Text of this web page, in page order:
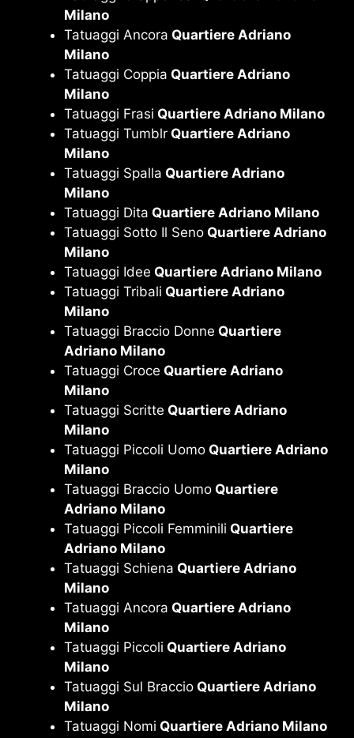
Milano
Tatuaggi Ancora Quartiere Adriano
Milano
Tatuaggi Coppia Quartiere Adriano
Milano
Tatuaggi Frasi Quartiere Adriano Milano
Tatuaggi Tumblr Quartiere Adriano
Milano
Tatuaggi Spalla Quartiere Adriano
Milano
Tatuaggi Dita Quartiere Adriano Milano
Tatuaggi Sotto Il Seno Quartiere Adriano
Milano
Tatuaggi Idee Quartiere Adriano Milano
Tatuaggi Tribali Quartiere Adriano
Milano
Tatuaggi Braccio Donne Quartiere
Adriano Milano
Tatuaggi Croce Quartiere Adriano
Milano
Tatuaggi Scritte Quartiere Adriano
Milano
Tatuaggi Piccoli Uomo Quartiere Adriano
Milano
Tatuaggi Braccio Uomo Quartiere
Adriano Milano
Tatuaggi Piccoli Femminili Quartiere
Adriano Milano
Tatuaggi Schiena Quartiere Adriano
Milano
Tatuaggi Ancora Quartiere Adriano
Milano
Tatuaggi Piccoli Quartiere Adriano
Milano
Tatuaggi Sul Braccio Quartiere Adriano
Milano
Tatuaggi Nomi Quartiere Adriano Milano